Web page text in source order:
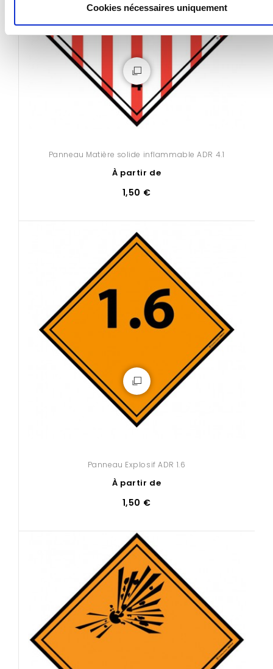
Cookies nécessaires uniquement
Panneau Matière solide inflammable ADR 4.1
À partir de
1,50 €
Panneau Explosif ADR 1.6
À partir de
1,50 €